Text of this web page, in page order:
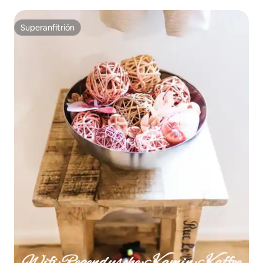
Superanfitrión
Superanfitrión